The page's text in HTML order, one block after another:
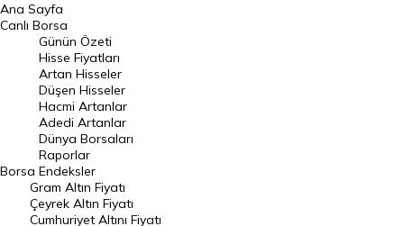
BIST 100 Hisseleri
En Çok Artan Hisseler
En Çok Düşen Hisseler
Hacmi Artanlar
Geçmiş Kapanışlar
Dünya Borsaları
Raporlar
Endeksler
Ana Sayfa
Canlı Borsa
Borsa
Günün Özeti
Hisse Fiyatları
Artan Hisseler
Düşen Hisseler
Hacmi Artanlar
Adedi Artanlar
Dünya Borsaları
Raporlar
Endeksler
Gram Altın Fiyatı
Çeyrek Altın Fiyatı
Cumhuriyet Altını Fiyatı